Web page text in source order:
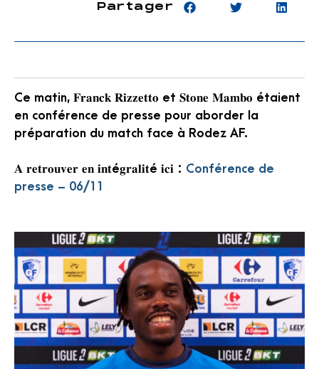
Partager
Ce matin, 𝐅𝐫𝐚𝐧𝐜𝐤 𝐑𝐢𝐳𝐳𝐞𝐭𝐭𝐨 et 𝐒𝐭𝐨𝐧𝐞 𝐌𝐚𝐦𝐛𝐨 étaient
en conférence de presse pour aborder la
préparation du match face à Rodez AF.
𝐀 𝐫𝐞𝐭𝐫𝐨𝐮𝐯𝐞𝐫 𝐞𝐧 𝐢𝐧𝐭é𝐠𝐫𝐚𝐥𝐢𝐭é 𝐢𝐜𝐢 : Conférence de
presse – 06/11